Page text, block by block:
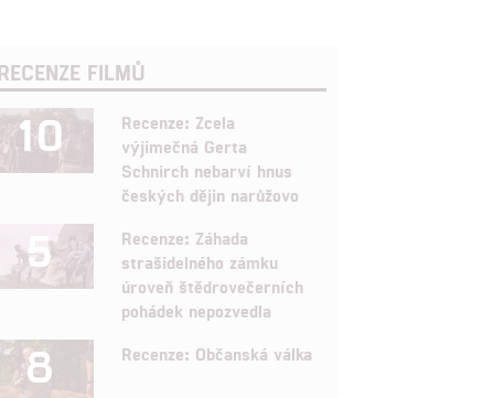
FILMŮ
10
Recenze: Zcela
výjimečná Gerta
Schnirch nebarví hnus
českých dějin narůžovo
5
Recenze: Záhada
strašidelného zámku
úroveň štědrovečerních
pohádek nepozvedla
8 Recenze: Občanská válka